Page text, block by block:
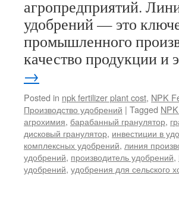
агропредприятий.
удобрений — это
промышленного
качество продукции
→
Posted in npk fertilizer plant cost, NPK
Производство удобрений | Tagged
агрохимия, барабанный гранулятор,
дисковый гранулятор, инвестиции в
комплексных удобрений, линия
удобрений, производитель удобрений,
удобрений, удобрения для сельского